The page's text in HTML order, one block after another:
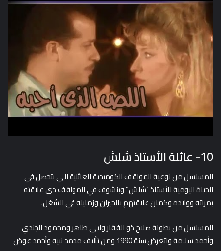
10- عائلة الأستاذ شلش
المسلسل من نوعية المواقف الكوميدية العائلية اللي بتحصل في
الحياة اليومية للأستاذ “شلش” وبنشوف في المواقف دي علاقته
بمراته وولاده وكمان علاقتهم بالجيران وزمايله في الشغل.
المسلسل من بطولة صلاح ذو الفقار وليلى طاهر ومحمود الجندي
وأحمد سلامة واتعرض سنة 1990 ومن تأليف محمد نبيه وأحمد عوض